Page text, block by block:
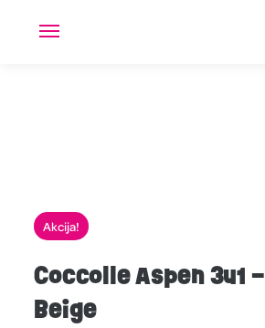
Akcija!
Coccolle Aspen 3u1
Beige